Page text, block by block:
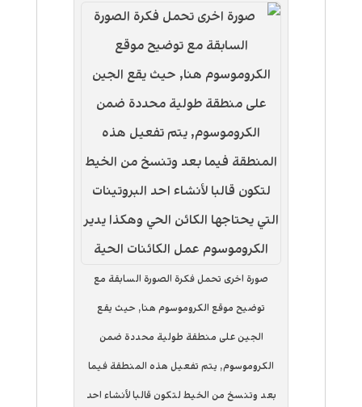
صورة اخرى تحمل فكرة الصورة السابقة مع
توضيح موقع الكروموسوم هنا, حيث يقع
الجين على منطقة طولية محددة ضمن
الكروموسوم, يتم تفعيل هذه المنطقة فيما
بعد وتنسخ من الخيط لتكون قالبا لأنشاء احد